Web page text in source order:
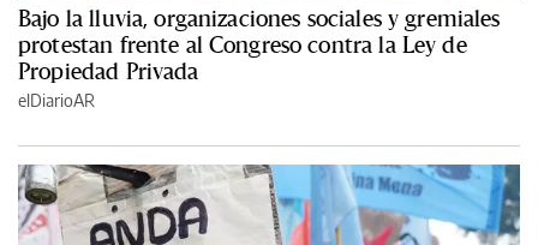
Bajo la lluvia, organizaciones sociales y gremiales
protestan frente al Congreso contra la Ley de
Propiedad Privada
elDiarioAR